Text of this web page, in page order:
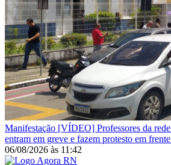
Manifestação [VÍDEO] Professores da
entram em greve e fazem protesto em
06/08/2026 às 11:42